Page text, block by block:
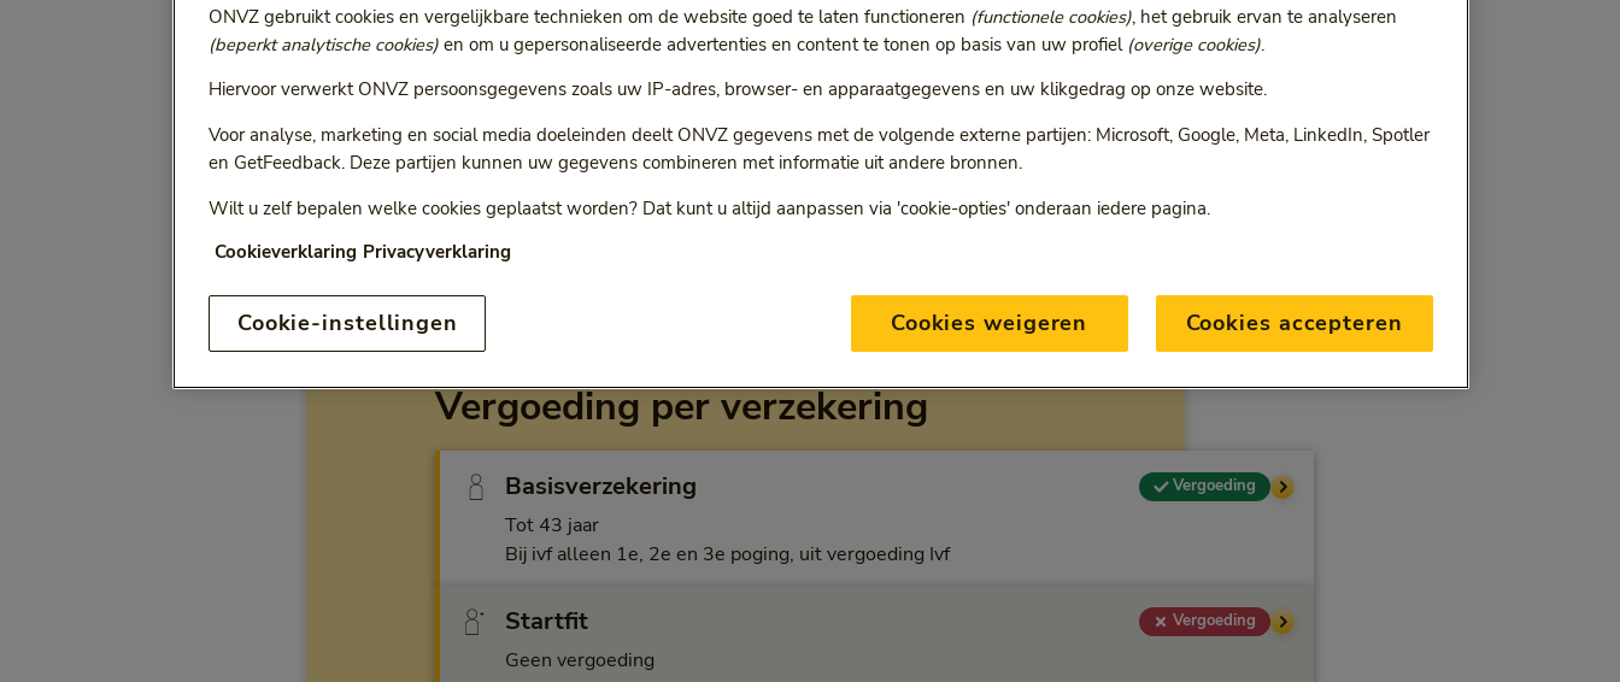
Selecteer jaar
Vergoeding voor:
Bij het kiezen van een optie volgt een doorgestuurde link.
ONVZ Vrije Keuze ONVZ Bewuste Keuze
Vergoeding per verzekering
Basisverzekering Vergoeding
Tot 43 jaar
Bij ivf alleen 1e, 2e en 3e poging, uit vergoeding Ivf
Startfit Vergoeding
Geen vergoeding
ONVZ gebruikt cookies en vergelijkbare technieken om de website goed te laten functioneren (functionele cookies), het gebruik ervan te analyseren
(beperkt analytische cookies) en om u gepersonaliseerde advertenties en content te tonen op basis van uw profiel (overige cookies).
Hiervoor verwerkt ONVZ persoonsgegevens zoals uw IP-adres, browser- en apparaatgegevens en uw klikgedrag op onze website.
Voor analyse, marketing en social media doeleinden deelt ONVZ gegevens met de volgende externe partijen: Microsoft, Google, Meta, LinkedIn, Spotler
en GetFeedback. Deze partijen kunnen uw gegevens combineren met informatie uit andere bronnen.
Wilt u zelf bepalen welke cookies geplaatst worden? Dat kunt u altijd aanpassen via 'cookie-opties' onderaan iedere pagina.
Cookieverklaring Privacyverklaring
Cookie-instellingen Cookies weigeren Cookies accepteren